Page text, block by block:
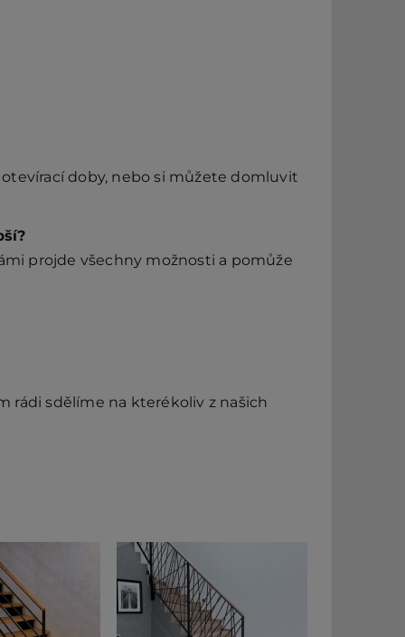
doby, nebo si můžete domluvit
projde všechny možnosti a pomůže
rádi sdělíme na kterékoliv z našich